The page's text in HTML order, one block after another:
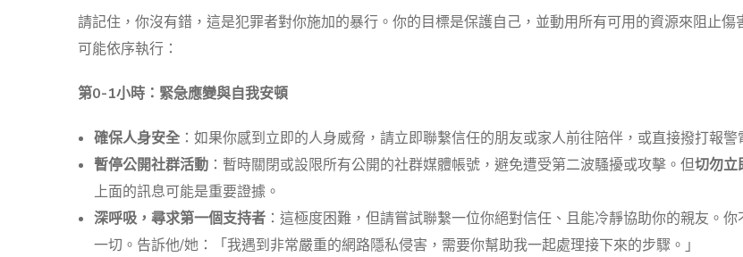
請記住，你沒有錯，這是犯罪者對你施加的暴行。你的目標是保護自己，並動用所有可用的資源來阻止傷
可能依序執行：
第0-1小時：緊急應變與自我安頓
確保人身安全 ：如果你感到立即的人身威脅，請立即聯繫信任的朋友或家人前往陪伴，或直接撥打報警
暫停公開社群活動 ：暫時關閉或設限所有公開的社群媒體帳號，避免遭受第二波騷擾或攻擊。但切勿立
上面的訊息可能是重要證據。
深呼吸，尋求第一個支持者 ：這極度困難，但請嘗試聯繫一位你絕對信任、且能冷靜協助你的親友。
一切。告訴他/她：「我遇到非常嚴重的網路隱私侵害，需要你幫助我一起處理接下來的步驟。」